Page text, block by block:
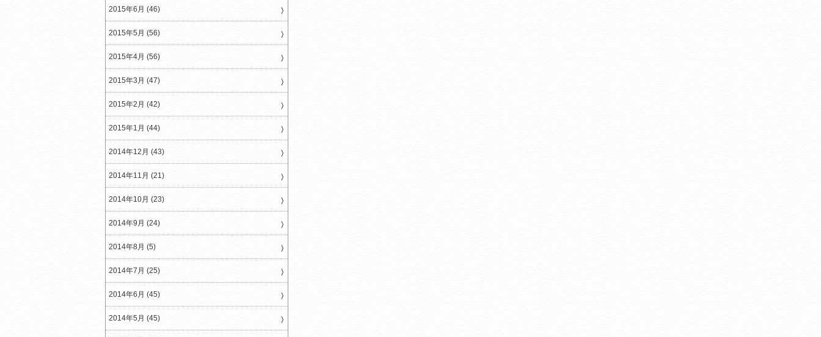
2015年6月 (46)
2015年5月 (56)
2015年4月 (56)
2015年3月 (47)
2015年2月 (42)
2015年1月 (44)
2014年12月 (43)
2014年11月 (21)
2014年10月 (23)
2014年9月 (24)
2014年8月 (5)
2014年7月 (25)
2014年6月 (45)
2014年5月 (45)